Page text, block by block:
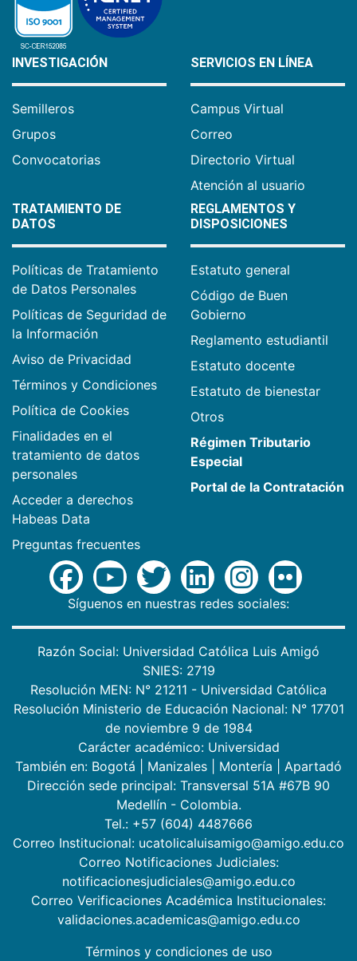
INVESTIGACIÓN
Semilleros
Grupos
Convocatorias
SERVICIOS EN LÍNEA
Campus Virtual
Correo
Directorio Virtual
Atención al usuario
TRATAMIENTO DE
DATOS
Políticas de Tratamiento
de Datos Personales
Políticas de Seguridad de
la Información
Aviso de Privacidad
Términos y Condiciones
Política de Cookies
Finalidades en el
tratamiento de datos
personales
Acceder a derechos
Habeas Data
Preguntas frecuentes
REGLAMENTOS Y
DISPOSICIONES
Estatuto general
Código de Buen
Gobierno
Reglamento estudiantil
Estatuto docente
Estatuto de bienestar
Otros
Régimen Tributario
Especial
Portal de la Contratación
Síguenos en nuestras redes sociales:
Razón Social: Universidad Católica Luis Amigó
SNIES: 2719
Resolución MEN: N° 21211 - Universidad Católica
Resolución Ministerio de Educación Nacional: N° 17701
de noviembre 9 de 1984
Carácter académico: Universidad
También en: Bogotá Manizales Montería
Apartadó
Dirección sede principal: Transversal 51A #67B 90
Medellín - Colombia.
Tel.: +57 (604) 4487666
Correo Institucional: ucatolicaluisamigo@amigo.edu.co
Correo Notificaciones Judiciales:
notificacionesjudiciales@amigo.edu.co
Correo Verificaciones Académica Institucionales:
validaciones.academicas@amigo.edu.co
Términos y condiciones de uso